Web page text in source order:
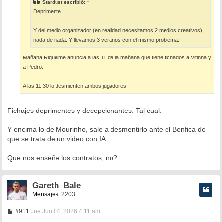
Stardustescribió: ↑
Deprimente.
Y del medio organizador (en realidad necesitamos 2 medios creativos)
nada de nada. Y llevamos 3 veranos con el mismo problema.
Mañana Riquelme anuncia a las 11 de la mañana que tiene fichados a Vitinha y
a Pedro.
A las 11:30 lo desmienten ambos jugadores
Fichajes deprimentes y decepcionantes. Tal cual.
Y encima lo de Mourinho, sale a desmentirlo ante el Benfica de
que se trata de un video con IA.
Que nos enseñe los contratos, no?
Gareth_Bale
Mensajes: 2203
#911 M
Jue Jun 04, 2026 4:11 am